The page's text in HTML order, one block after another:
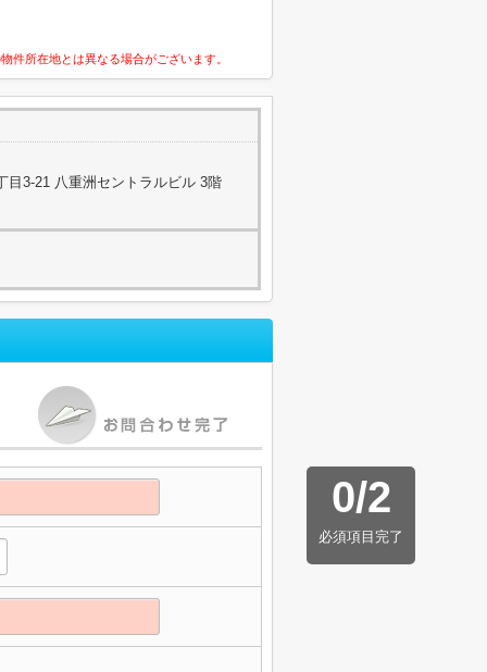
件所在地とは異なる場合がございます。
目3-21 八重洲セントラルビル 3階
0/2
必須項目完了